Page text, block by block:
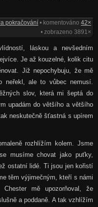
pokračování • komentováno42×
• zobrazeno 3891×
láskou a nevšedním
Je až kouzelné, kolik citu
Již nepochybuju, že mě
neřekl, ale to vůbec nemusí.
slov, která mi šeptá do
upadám do většího a většího
neskutečně šťastná s upírem
rozhlížím kolem. Jsme
musíme chovat jako puťky,
ostatní lidé. Ti jsou jen kořistí
těm výjimečným, kteří s námi
mě upozorňoval, že
a poddaně. A tak vzhlížím